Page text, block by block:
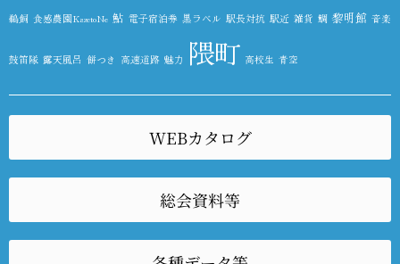
鵜飼 食感農園KazetoNe 鮎 電子宿泊券 黒ラベル 駅長対抗 駅近 雑貨 鯛 黎明館 音楽
鼓笛隊 露天風呂 餅つき 高速道路 魅力 隈町 高校生 青空
WEBカタログ
総会資料等